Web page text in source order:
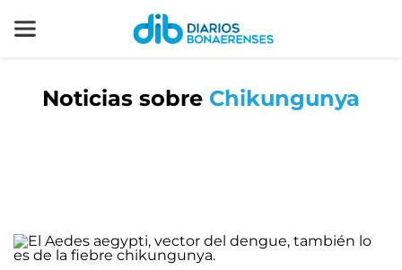
Noticias sobre Chikungunya